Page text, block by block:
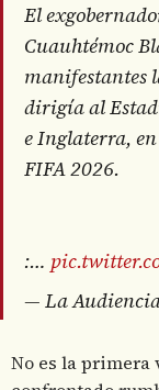
El
Cuauhtémoc
manifestantes
dirigía al
e Inglaterra,
FIFA 2026.
:…
— La
No es la primera